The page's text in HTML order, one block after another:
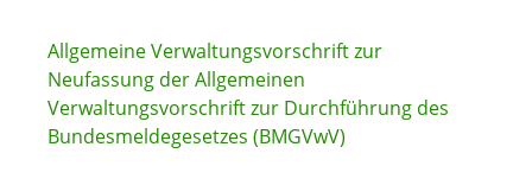
Allgemeine Verwaltungsvorschrift zur
Neufassung der Allgemeinen
Verwaltungsvorschrift zur Durchführung des
Bundesmeldegesetzes (BMGVwV)